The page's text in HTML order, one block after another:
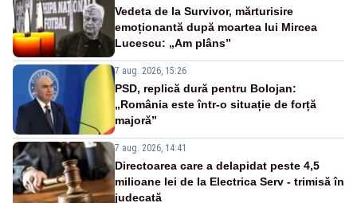
Vedeta de la Survivor, mărturisire
emoționantă după moartea lui Mircea
Lucescu: „Am plâns”
7 aug. 2026, 15:26
PSD, replică dură pentru Bolojan:
„România este într-o situație de forță
majoră”
7 aug. 2026, 14:41
Directoarea care a delapidat peste 4,5
milioane lei de la Electrica Serv - trimisă în
judecată